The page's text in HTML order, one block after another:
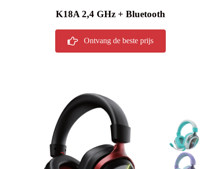
K18A 2,4 GHz + Bluetooth
Ontvang de beste prijs